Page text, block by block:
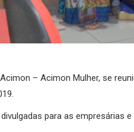
– Acimon Mulher, se
para as empresárias